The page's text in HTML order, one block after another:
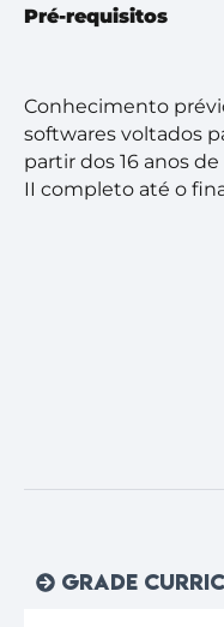
Pré-requisitos
Conhecimento
softwares voltados
partir dos 16 anos
II completo até o
Grade